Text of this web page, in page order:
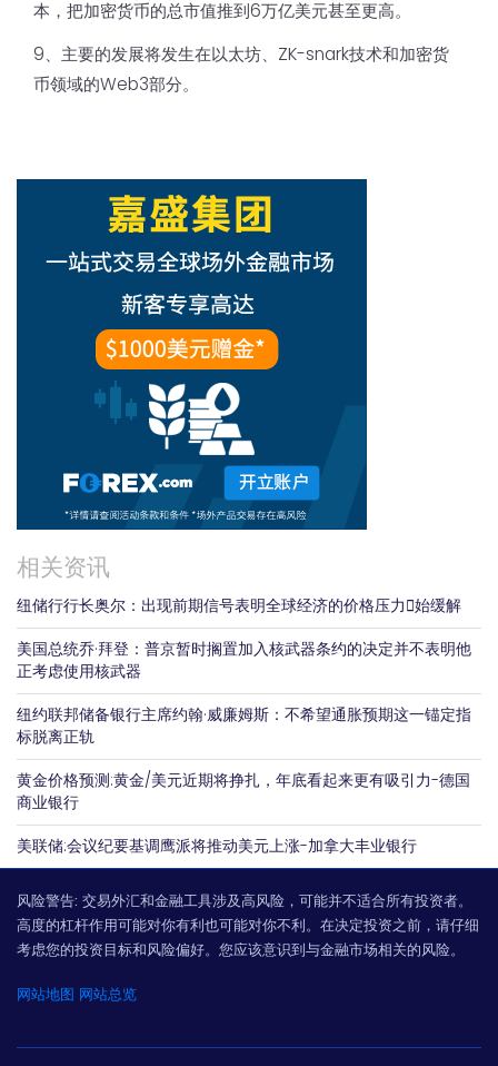
本，把加密货币的总市值推到6万亿美元甚至更高。
9、主要的发展将发生在以太坊、ZK-snark技术和加密货
币领域的Web3部分。
相关资讯
纽储行行长奥尔：出现前期信号表明全球经济的价格压力𫔭始缓解
美国总统乔·拜登：普京暂时搁置加入核武器条约的决定并不表明他
正考虑使用核武器
纽约联邦储备银行主席约翰·威廉姆斯：不希望通胀预期这一锚定指
标脱离正轨
黄金价格预测:黄金/美元近期将挣扎，年底看起来更有吸引力-德国
商业银行
美联储:会议纪要基调鹰派将推动美元上涨-加拿大丰业银行
风险警告: 交易外汇和金融工具涉及高风险，可能并不适合所有投资者。
高度的杠杆作用可能对你有利也可能对你不利。在决定投资之前，请仔细
考虑您的投资目标和风险偏好。您应该意识到与金融市场相关的风险。
网站地图 网站总览